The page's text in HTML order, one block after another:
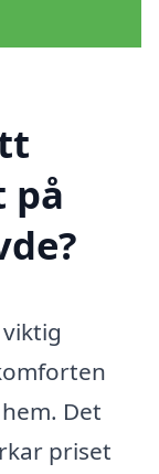
på
Det
priset